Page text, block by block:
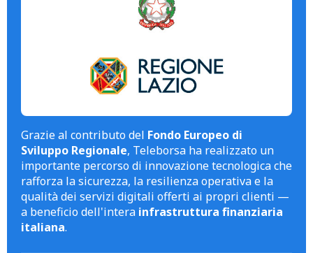
Grazie al contributo del Fondo Europeo di
Sviluppo Regionale, Teleborsa ha realizzato un
importante percorso di innovazione tecnologica che
rafforza la sicurezza, la resilienza operativa e la
qualità dei servizi digitali offerti ai propri clienti —
a beneficio dell'intera infrastruttura finanziaria
italiana.